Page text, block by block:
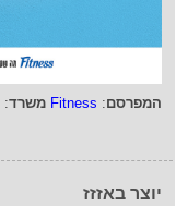
המפרסם:
Fitness משרד:
יוצר באזזז